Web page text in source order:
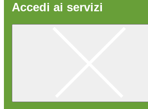
Accedi ai servizi